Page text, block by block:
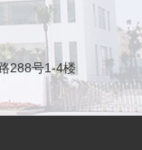
288号1-4楼